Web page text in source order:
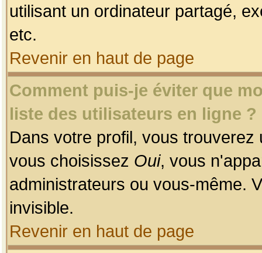
utilisant un ordinateur partagé,
etc.
Revenir en haut de page
Comment puis-je éviter que
liste des utilisateurs en ligne ?
Dans votre profil, vous
vous choisissez Oui, vous
administrateurs ou vous-même.
invisible.
Revenir en haut de page